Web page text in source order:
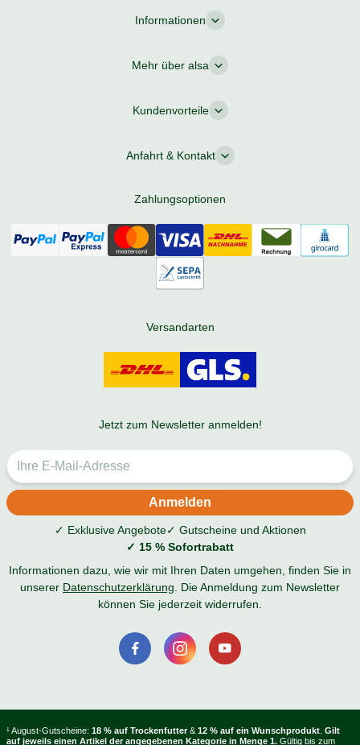
Informationen
Mehr über alsa
Kundenvorteile
Anfahrt & Kontakt
Zahlungsoptionen
Versandarten
Jetzt zum Newsletter anmelden!
✓ Exklusive Angebote✓ Gutscheine und Aktionen
✓ 15 % Sofortrabatt
Informationen dazu, wie wir mit Ihren Daten umgehen, finden Sie in
unserer Datenschutzerklärung . Die Anmeldung zum Newsletter
können Sie jederzeit widerrufen.
¹ August-Gutscheine: 18 % auf Trockenfutter & 12 % auf ein Wunschprodukt Gilt
auf jeweils einen Artikel der angegebenen Kategorie in Menge 1. Gültig bis zum